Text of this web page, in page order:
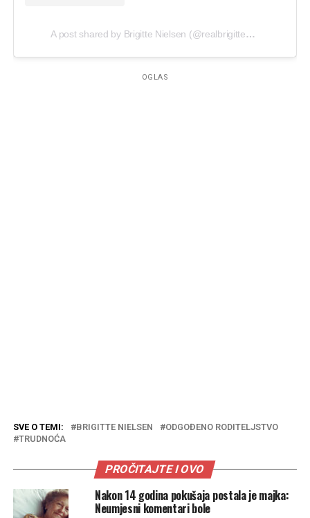
A post shared by Brigitte Nielsen (@realbrigittenielsen)
OGLAS
SVE O TEMI: BRIGITTE NIELSEN
ODGOĐENO RODITELJSTVO
TRUDNOĆA
PROČITAJTE I OVO
Nakon 14 godina pokušaja postala je majka:
Neumjesni komentari bole